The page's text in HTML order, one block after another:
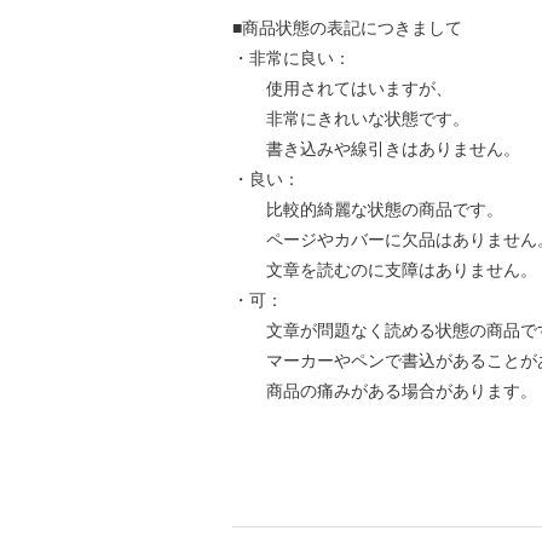
■商品状態の表記につきまして
・非常に良い：
使用されてはいますが、
非常にきれいな状態です。
書き込みや線引きはありません。
・良い：
比較的綺麗な状態の商品です。
ページやカバーに欠品はありません
文章を読むのに支障はありません。
・可：
文章が問題なく読める状態の商品で
マーカーやペンで書込があることが
商品の痛みがある場合があります。